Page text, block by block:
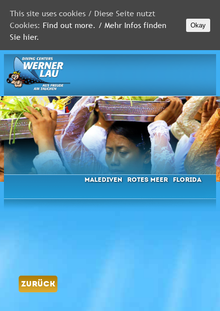
MALEDIVEN
ROTES
MEER
FLORIDA
Newsletter
Malediven Rotes Meer Florida
ZURÜCK
This site uses cookies / Diese Seite nutzt
Cookies: Find out more. / Mehr Infos finden
Sie hier.
Okay